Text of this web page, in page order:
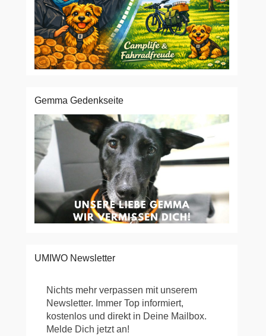
Gemma Gedenkseite
UMIWO Newsletter
Nichts mehr verpassen mit unserem
Newsletter. Immer Top informiert,
kostenlos und direkt in Deine Mailbox.
Melde Dich jetzt an!